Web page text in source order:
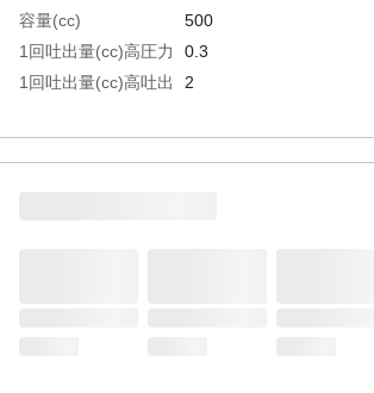
容量(cc)
500
1回吐出量(cc)高圧力
0.3
1回吐出量(cc)高吐出
2
ノズル長(mm)
170
ノズル接続ねじ
Rc1/8